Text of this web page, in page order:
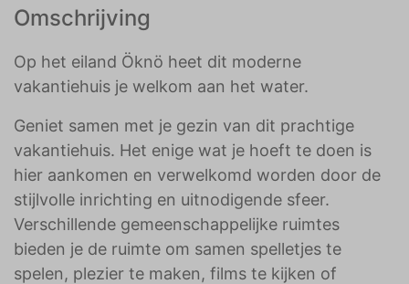
Omschrijving
Op het eiland Öknö heet dit moderne
vakantiehuis je welkom aan het water.
Geniet samen met je gezin van dit prachtige
vakantiehuis. Het enige wat je hoeft te doen is
hier aankomen en verwelkomd worden door de
stijlvolle inrichting en uitnodigende sfeer.
Verschillende gemeenschappelijke ruimtes
bieden je de ruimte om samen spelletjes te
spelen, plezier te maken, films te kijken of